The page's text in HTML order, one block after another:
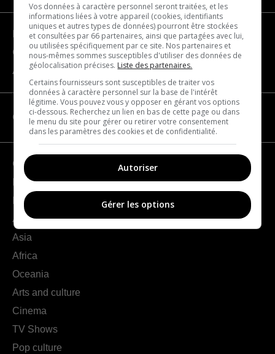
Become a partner
Contact us
About us
CATEGORIES
Geography
France
Europe
Americas
Asia
Africa
Oceania
Arts and culture
Cinema
TV Shows
Pop culture
Vos données à caractère personnel seront traitées, et les
informations liées à votre appareil (cookies, identifiants
uniques et autres types de données) pourront être stockées
et consultées par 66 partenaires, ainsi que partagées avec lui,
ou utilisées spécifiquement par ce site. Nos partenaires et
nous-mêmes sommes susceptibles d'utiliser des données de
géolocalisation précises. Liste des partenaires.
Certains fournisseurs sont susceptibles de traiter vos
données à caractère personnel sur la base de l'intérêt
légitime. Vous pouvez vous y opposer en gérant vos options
ci-dessous. Recherchez un lien en bas de cette page ou dans
le menu du site pour gérer ou retirer votre consentement
dans les paramètres des cookies et de confidentialité.
Autoriser
Gérer les options